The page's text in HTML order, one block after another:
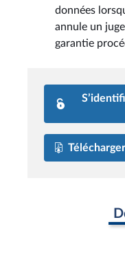
données
annule un
garantie